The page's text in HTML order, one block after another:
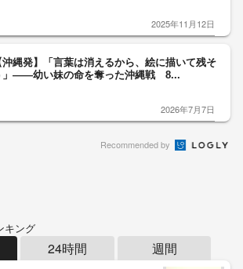
2025年11月12日
沖縄発】「言葉は消えるから、絵に描いて残そ
」――幼い妹の命を奪った沖縄戦 8...
2026年7月7日
Recommended by
キング
24時間 週間